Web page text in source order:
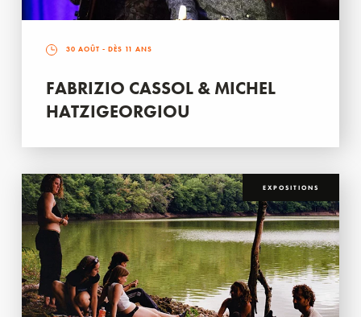
30 AOÛT - DÈS 11 ANS
FABRIZIO CASSOL & MICHEL
HATZIGEORGIOU
EXPOSITIONS